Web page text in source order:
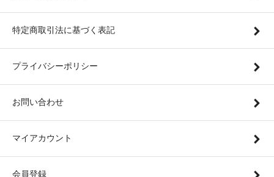
特定商取引法に基づく表記
プライバシーポリシー
お問い合わせ
マイアカウント
会員登録